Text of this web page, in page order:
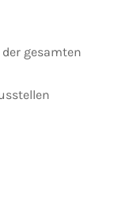
gesamten